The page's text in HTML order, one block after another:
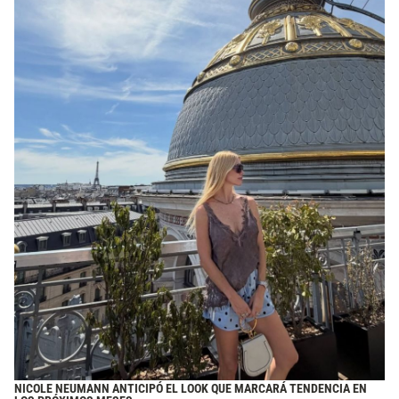
NICOLE NEUMANN ANTICIPÓ EL LOOK QUE MARCARÁ TENDENCIA EN